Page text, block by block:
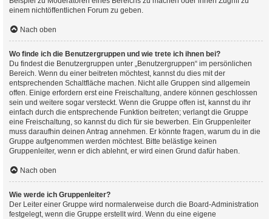
einem nichtöffentlichen Forum zu geben.
Nach oben
Wo finde ich die Benutzergruppen und wie trete ich ihnen bei?
Du findest die Benutzergruppen unter „Benutzergruppen“ im persönlichen
Bereich. Wenn du einer beitreten möchtest, kannst du dies mit der
entsprechenden Schaltfläche machen. Nicht alle Gruppen sind allgemein
offen. Einige erfordern erst eine Freischaltung, andere können geschlossen
sein und weitere sogar versteckt. Wenn die Gruppe offen ist, kannst du ihr
einfach durch die entsprechende Funktion beitreten; verlangt die Gruppe
eine Freischaltung, so kannst du dich für sie bewerben. Ein Gruppenleiter
muss daraufhin deinen Antrag annehmen. Er könnte fragen, warum du in die
Gruppe aufgenommen werden möchtest. Bitte belästige keinen
Gruppenleiter, wenn er dich ablehnt, er wird einen Grund dafür haben.
Nach oben
Wie werde ich Gruppenleiter?
Der Leiter einer Gruppe wird normalerweise durch die Board-Administration
festgelegt, wenn die Gruppe erstellt wird. Wenn du eine eigene